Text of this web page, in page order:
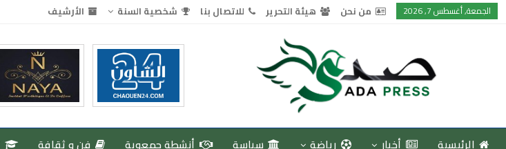
الجمعة, أغسطس 7, 2026 من نحن هيئة التحرير للاتصال بنا شخصية السنة الأرشيف
الرئيسية أخبار رياضة سياسة أنشطة جمعوية فن و ثقافة